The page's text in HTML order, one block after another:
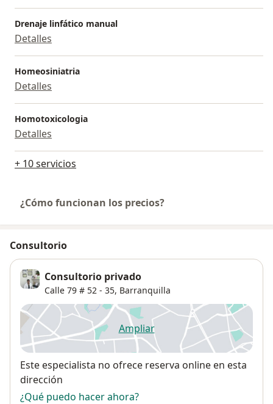
Drenaje linfático manual
Detalles
Homeosiniatria
Detalles
Homotoxicologia
Detalles
+ 10 servicios
¿Cómo funcionan los precios?
Consultorio
Consultorio privado
Calle 79 # 52 - 35, Barranquilla
Ampliarse abre en una nueva
Disponibilidad
Este especialista no ofrece reserva online en esta
dirección
¿Qué puedo hacer ahora?